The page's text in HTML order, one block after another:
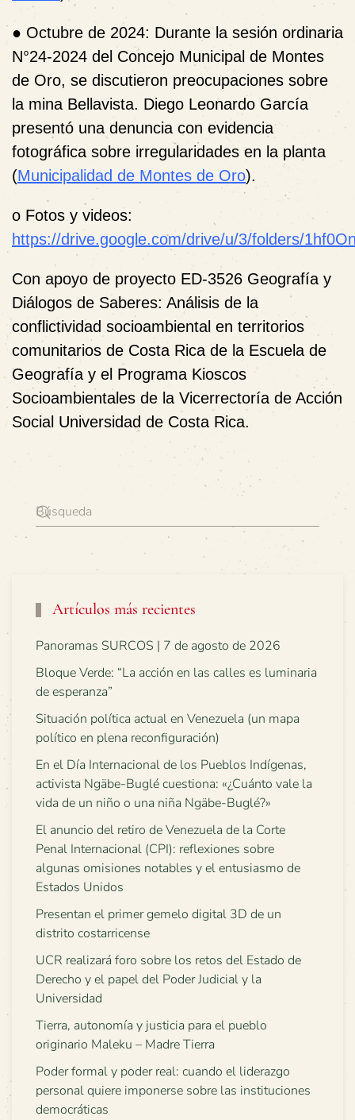
● Octubre de 2024: Durante la sesión ordinaria
N°24-2024 del Concejo Municipal de Montes
de Oro, se discutieron preocupaciones sobre
la mina Bellavista. Diego Leonardo García
presentó una denuncia con evidencia
fotográfica sobre irregularidades en la planta
(Municipalidad de Montes de Oro).
o Fotos y videos:
https://drive.google.com/drive/u/3/folders/
Con apoyo de proyecto ED-3526 Geografía y
Diálogos de Saberes: Análisis de la
conflictividad socioambiental en territorios
comunitarios de Costa Rica de la Escuela de
Geografía y el Programa Kioscos
Socioambientales de la Vicerrectoría de Acción
Social Universidad de Costa Rica.
Artículos más recientes
Panoramas SURCOS | 7 de agosto de 2026
Bloque Verde: “La acción en las calles es luminaria
de esperanza”
Situación política actual en Venezuela (un mapa
político en plena reconfiguración)
En el Día Internacional de los Pueblos Indígenas,
activista Ngäbe-Buglé cuestiona: «¿Cuánto vale la
vida de un niño o una niña Ngäbe-Buglé?»
El anuncio del retiro de Venezuela de la Corte
Penal Internacional (CPI): reflexiones sobre
algunas omisiones notables y el entusiasmo de
Estados Unidos
Presentan el primer gemelo digital 3D de un
distrito costarricense
UCR realizará foro sobre los retos del Estado de
Derecho y el papel del Poder Judicial y la
Universidad
Tierra, autonomía y justicia para el pueblo
originario Maleku – Madre Tierra
Poder formal y poder real: cuando el liderazgo
personal quiere imponerse sobre las instituciones
democráticas